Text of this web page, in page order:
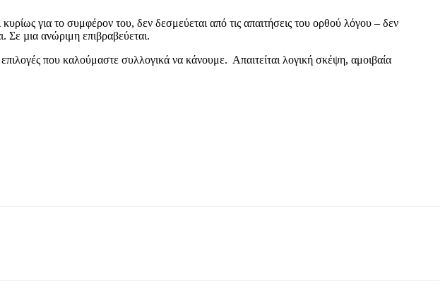
για το συμφέρον του, δεν δεσμεύεται από τις απαιτήσεις του ορθού λόγου – δεν
Σε µια ανώριμη επιβραβεύεται.
που καλούμαστε συλλογικά να κάνουμε. Απαιτείται λογική σκέψη, αμοιβαία